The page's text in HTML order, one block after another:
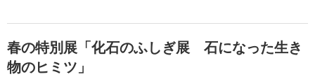
春の特別展「化石のふしぎ展 石になった生き
物のヒミツ」